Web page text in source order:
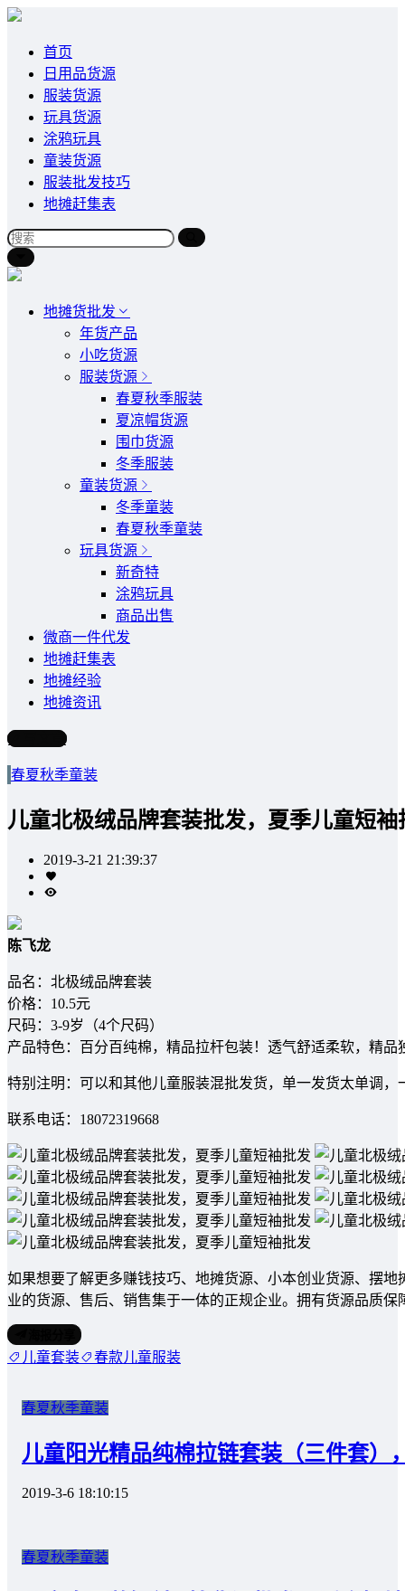
首页
日用品货源
服装货源
玩具货源
涂鸦玩具
童装货源
服装批发技巧
地摊赶集表
地摊货批发
年货产品
小吃货源
服装货源
春夏秋季服装
夏凉帽货源
围巾货源
冬季服装
童装货源
冬季童装
春夏秋季童装
玩具货源
新奇特
涂鸦玩具
商品出售
微商一件代发
地摊赶集表
地摊经验
地摊资讯
写文章
春夏秋季童装
儿童北极绒品牌套装批发，夏季儿童短袖
2019-3-21 21:39:37
陈飞龙
品名：北极绒品牌套装
价格：10.5元
尺码：3-9岁（4个尺码）
产品特色：百分百纯棉，精品拉杆包装！透气舒适柔软，精
特别注明：可以和其他儿童服装混批发货，单一发货太单调
联系电话：18072319668
如果想要了解更多赚钱技巧、地摊货源、小本创业货源、摆
业的货源、售后、销售集于一体的正规企业。拥有货源品质
儿童套装 春款儿童服装
春夏秋季童装
儿童阳光精品纯棉拉链套装（三件套）
2019-3-6 18:10:15
春夏秋季童装